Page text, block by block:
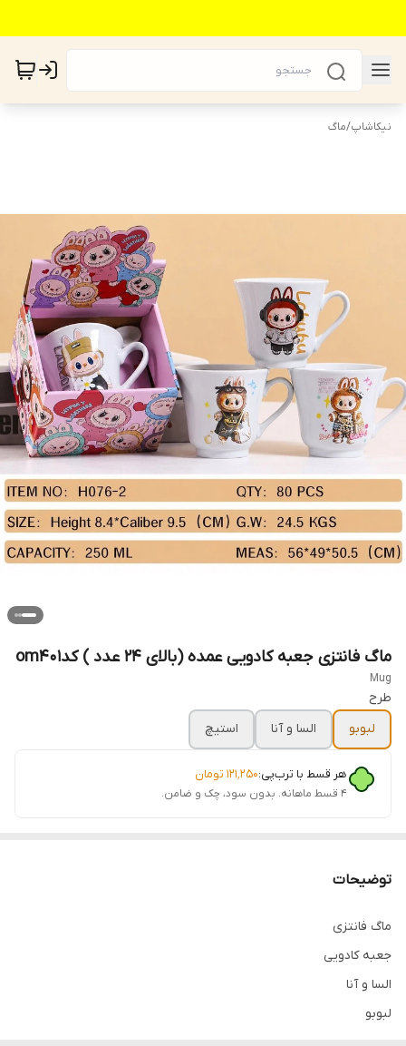
نیکاشاپ/ماگ
ماگ فانتزی جعبه کادویی عمده (بالای ۲۴ عدد ) کدom۴۰۱
Mug
طرح
لبوبو
السا و آنا استیچ
هر قسط با ترب‌پی:۱۲۱٬۲۵۰ تومان
۴ قسط ماهانه. بدون سود، چک و ضامن.
توضیحات
ماگ فانتزی
جعبه کادویی
السا و آنا
لبوبو